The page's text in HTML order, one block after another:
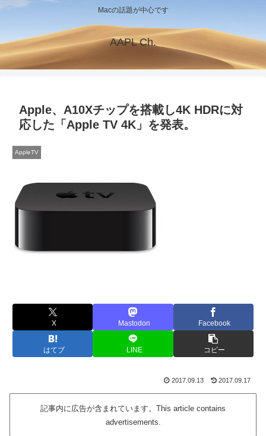
Macの話題が中心です
AAPL Ch.
Apple、A10Xチップを搭載し4K HDRに対
応した「Apple TV 4K」を発表。
AppleTV
X Mastodon Facebook
はてブ LINE コピー
2017.09.13 2017.09.17
記事内に広告が含まれています。This article contains
advertisements.